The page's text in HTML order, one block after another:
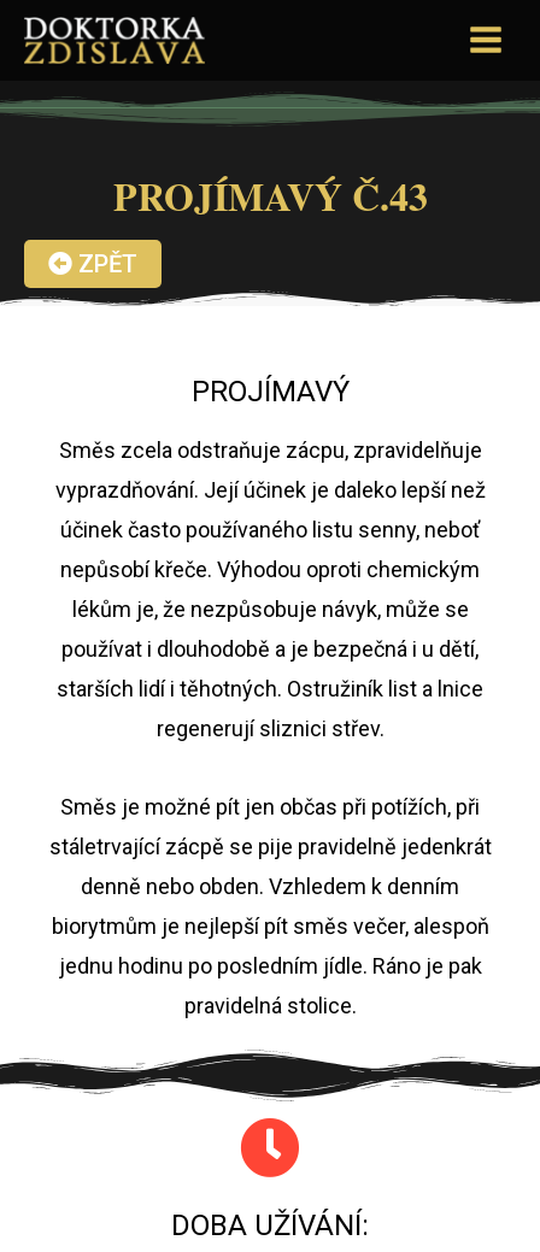
PROJÍMAVÝ Č.43
ZPĚT
PROJÍMAVÝ
Směs zcela odstraňuje zácpu, zpravidelňuje
vyprazdňování. Její účinek je daleko lepší než
účinek často používaného listu senny, neboť
nepůsobí křeče. Výhodou oproti chemickým
lékům je, že nezpůsobuje návyk, může se
používat i dlouhodobě a je bezpečná i u dětí,
starších lidí i těhotných. Ostružiník list a lnice
regenerují sliznici střev.
Směs je možné pít jen občas při potížích, při
stáletrvající zácpě se pije pravidelně jedenkrát
denně nebo obden. Vzhledem k denním
biorytmům je nejlepší pít směs večer, alespoň
jednu hodinu po posledním jídle. Ráno je pak
pravidelná stolice.
DOBA UŽÍVÁNÍ: